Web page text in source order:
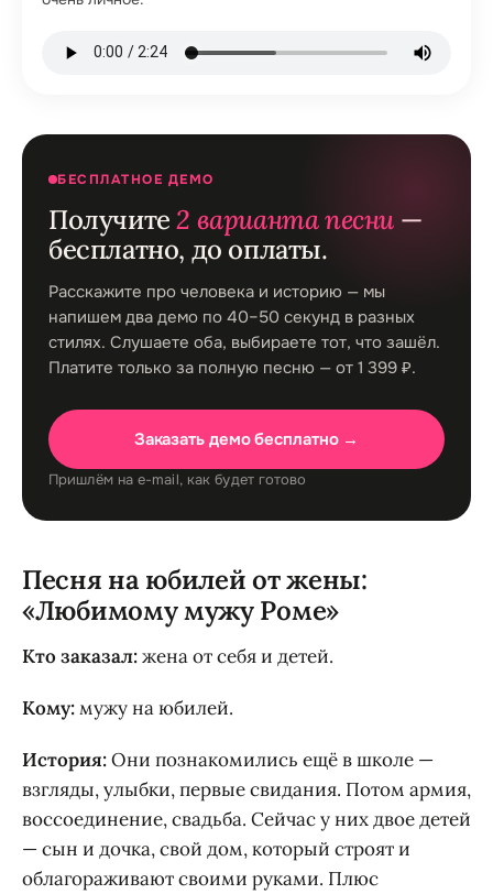
БЕСПЛАТНОЕ ДЕМО
Получите2 варианта песни —
бесплатно, до оплаты.
Расскажите про человека и историю — мы
напишем два демо по 40–50 секунд в разных
стилях. Слушаете оба, выбираете тот, что зашёл.
Платите только за полную песню — от 1 399 ₽.
Заказать демо бесплатно →
Пришлём на e-mail, как будет готово
Песня на юбилей от жены:
«Любимому мужу Роме»
Кто заказал:жена от себя и детей.
Кому:мужу на юбилей.
История:Они познакомились ещё в школе —
взгляды, улыбки, первые свидания. Потом армия,
воссоединение, свадьба. Сейчас у них двое детей
— сын и дочка, свой дом, который строят и
облагораживают своими руками. Плюс